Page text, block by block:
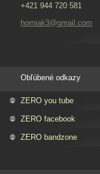
+421 944 720 581
horniak3@gmail.com
Obľúbené odkazy
ZERO you tube
ZERO facebook
ZERO bandzone